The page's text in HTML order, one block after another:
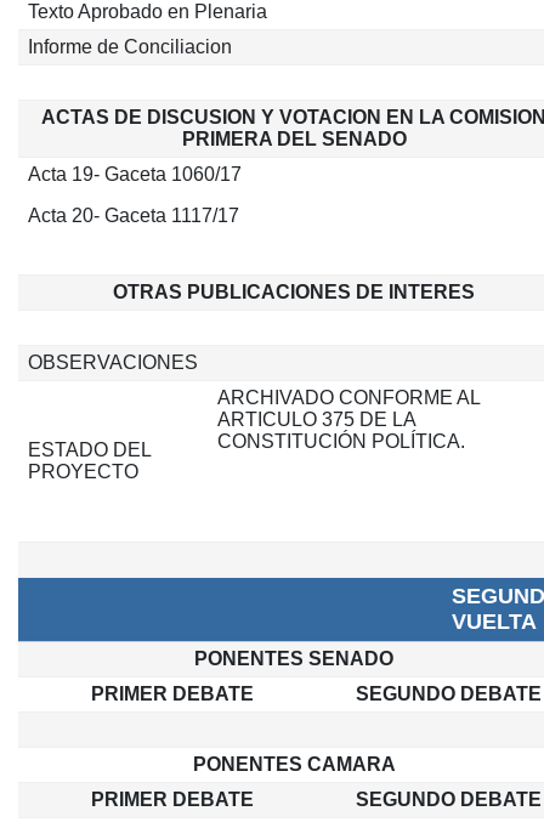
Texto Aprobado en Plenaria
Informe de Conciliacion
ACTAS DE DISCUSION Y VOTACION EN LA
PRIMERA DEL SENADO
Acta 19- Gaceta 1060/17
Acta 20- Gaceta 1117/17
OTRAS PUBLICACIONES DE INTERES
OBSERVACIONES
ESTADO DEL
PROYECTO
ARCHIVADO CONFORME AL
ARTICULO 375 DE LA
CONSTITUCIÓN POLÍTICA.
VUELTA
PONENTES SENADO
PRIMER DEBATE
SEGUNDO DEBATE
PONENTES CAMARA
PRIMER DEBATE
SEGUNDO DEBATE